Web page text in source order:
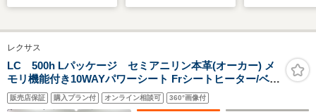
ーバックドア JBLサ
ウンド クリアランス
ソナー パワーシー
ト デジタルインナー
ミラー
ニター/車線逸
合皮/パーキン
スト 自動操舵
レクサス
LC 500h Lパッケージ セミアニリン本革(オーカー) メ
モリ機能付き10WAYパワーシート Frシートヒーター/ベン
チレーション ステアリングヒーター ガラスルーフ 純正
SDナビ 地デジTV Bカメラ LSS+ 三眼LED-HL
販売店保証 購入プラン付 オンライン相談可 360°画像付